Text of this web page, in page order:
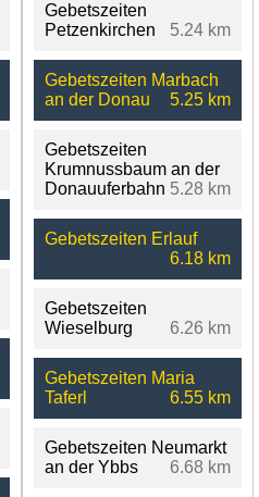
Gebetszeiten
Petzenkirchen
5.24 km
Gebetszeiten Marbach
an der Donau
5.25 km
Gebetszeiten
Krumnussbaum an der
Donauuferbahn 5.28 km
Gebetszeiten Erlauf
6.18 km
Gebetszeiten
Wieselburg
6.26 km
Gebetszeiten Maria
Taferl
6.55 km
Gebetszeiten Neumarkt
an der Ybbs
6.68 km